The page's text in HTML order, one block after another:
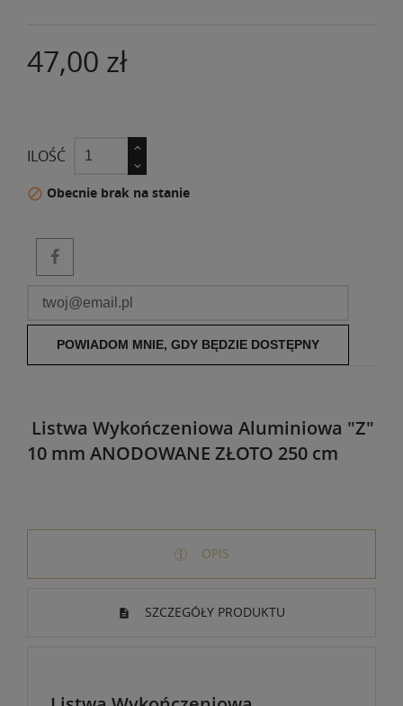
47,00 zł
ILOŚĆ
 Obecnie brak na stanie
POWIADOM MNIE, GDY BĘDZIE DOSTĘPNY
Listwa Wykończeniowa Aluminiowa "Z"
10 mm ANODOWANE ZŁOTO 250 cm
OPIS
SZCZEGÓŁY PRODUKTU